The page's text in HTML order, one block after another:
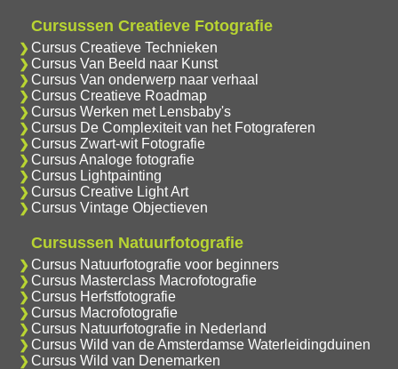
Cursussen Creatieve Fotografie
Cursus Creatieve Technieken
Cursus Van Beeld naar Kunst
Cursus Van onderwerp naar verhaal
Cursus Creatieve Roadmap
Cursus Werken met Lensbaby's
Cursus De Complexiteit van het Fotograferen
Cursus Zwart-wit Fotografie
Cursus Analoge fotografie
Cursus Lightpainting
Cursus Creative Light Art
Cursus Vintage Objectieven
Cursussen Natuurfotografie
Cursus Natuurfotografie voor beginners
Cursus Masterclass Macrofotografie
Cursus Herfstfotografie
Cursus Macrofotografie
Cursus Natuurfotografie in Nederland
Cursus Wild van de Amsterdamse Waterleidingduinen
Cursus Wild van Denemarken